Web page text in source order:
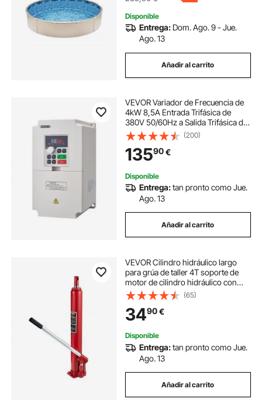
Disponible
Entrega: Dom. Ago. 9 - Jue.
Ago. 13
Añadir al carrito
VEVOR Variador de Frecuencia de
4kW 8,5A Entrada Trifásica de
380V 50/60Hz a Salida Trifásica de
0-380V 0-2000Hz Inversor de
Frecuencia VFD para Control de
Velocidad del Motor del Husillo
CNC
(200)
13590€
Disponible
Entrega:tan pronto como Jue.
Ago. 13
Añadir al carrito
VEVOR Cilindro hidráulico largo
para grúa de taller 4T soporte de
motor de cilindro hidráulico con
bomba de un solo pistón base
plana varilla hidráulica para
mantenimiento del motor de
elevación, rojo
(65)
3490€
Disponible
Entrega:tan pronto como Jue.
Ago. 13
Añadir al carrito